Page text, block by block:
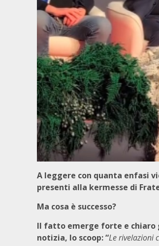
A leggere con quanta enfasi
presenti alla kermesse di
Ma cosa è successo?
Il fatto emerge forte e chiaro
notizia, lo scoop: “Le rivelazioni